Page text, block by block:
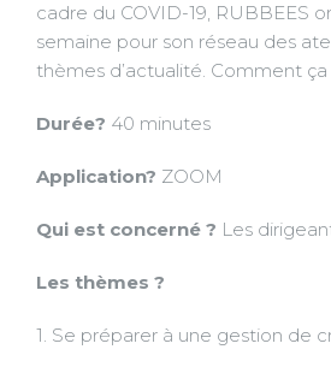
cadre du COVID-19, RUBBEES
semaine pour son réseau des
thèmes d’actualité. Comment ça
Durée? 40 minutes
Application? ZOOM
Qui est concerné ? Les
Les thèmes ?
1. Se préparer à une gestion de